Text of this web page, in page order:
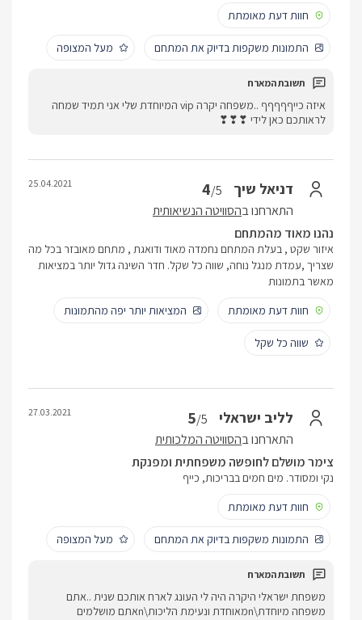
חוות דעת מאומתת
התמונות משקפות בדיוק את המתחם מעל המצופה
איזה כייףףףףף ..משפחה יקרה vip המיוחדת שלי אני תמיד שמחה
לראותכם כאן לידי ❣❣❣
דניאל שיך 4/5
התארחנו בהסוויטה הנשיאותית
25.04.2021
נהנו מאוד מהמתחם
איזור שקט , בעלת המתחם נחמדה מאוד ודואגת , מתחם מאובזר בכל מה
שצריך ,עמדת מנגל נוחה, שווה כל שקל. חדר השינה גדול יותר במציאות
מאשר בתמונות
חוות דעת מאומתת
המציאות יותר יפה מהתמונות
שווה כל שקל
לליב ישראלי 5/5
התארחנו בהסוויטה המלכותית
27.03.2021
צימר מושלם לחופשה משפחתית ומפנקת
נקי ומסודר. מים חמים בבריכות, כייף
חוות דעת מאומתת
התמונות משקפות בדיוק את המתחם מעל המצופה
משפחת ישראלי היקרה היה לי העונג לארח אותכם שנית ..אתם
משפחה מיוחדת\nמאוחדת ונעימת הליכות\nאתם מושלמים